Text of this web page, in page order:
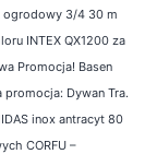
ogrodowy 3/4 30 m
INTEX QX1200 za
Promocja! Basen
promocja: Dywan Tra.
inox antracyt 80
CORFU –